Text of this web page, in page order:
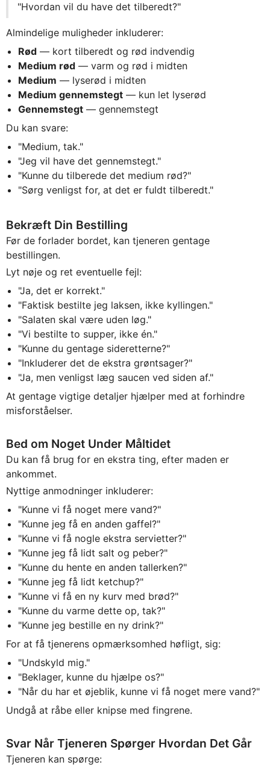
"Hvordan vil du have det tilberedt?"
Almindelige muligheder inkluderer:
Rød — kort tilberedt og rød indvendig
Medium rød — varm og rød i midten
Medium — lyserød i midten
Medium gennemstegt — kun let lyserød
Gennemstegt — gennemstegt
Du kan svare:
"Medium, tak."
"Jeg vil have det gennemstegt."
"Kunne du tilberede det medium rød?"
"Sørg venligst for, at det er fuldt tilberedt."
Bekræft Din Bestilling
Før de forlader bordet, kan tjeneren gentage
bestillingen.
Lyt nøje og ret eventuelle fejl:
"Ja, det er korrekt."
"Faktisk bestilte jeg laksen, ikke kyllingen."
"Salaten skal være uden løg."
"Vi bestilte to supper, ikke én."
"Kunne du gentage sideretterne?"
"Inkluderer det de ekstra grøntsager?"
"Ja, men venligst læg saucen ved siden af."
At gentage vigtige detaljer hjælper med at forhindre
misforståelser.
Bed om Noget Under Måltidet
Du kan få brug for en ekstra ting, efter maden er
ankommet.
Nyttige anmodninger inkluderer:
"Kunne vi få noget mere vand?"
"Kunne jeg få en anden gaffel?"
"Kunne vi få nogle ekstra servietter?"
"Kunne jeg få lidt salt og peber?"
"Kunne du hente en anden tallerken?"
"Kunne jeg få lidt ketchup?"
"Kunne vi få en ny kurv med brød?"
"Kunne du varme dette op, tak?"
"Kunne jeg bestille en ny drink?"
For at få tjenerens opmærksomhed høfligt, sig:
"Undskyld mig."
"Beklager, kunne du hjælpe os?"
"Når du har et øjeblik, kunne vi få noget mere vand?"
Undgå at råbe eller knipse med fingrene.
Svar Når Tjeneren Spørger Hvordan Det Går
Tjeneren kan spørge: